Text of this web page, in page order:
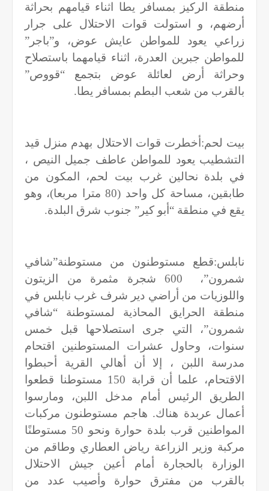
منطقة الركيز بمسافر يطا اثناء قيامهم بحراثة
أرضهم، و استولت قوات الاحتلال على جرار
زراعي يعود للمواطن عايش عوض، و”باجر”
للمواطن جبرين العدرة، اثناء قيامهما باستصلاح
وحراثة أرض لعائلة عوض بتجمع “قووص”
بالقرب من شعب البطم بمسافر يطا.
بيت لحم:أخطرت قوات الاحتلال بهدم منزل قيد
التشطيب يعود للمواطن عاطف جميل النيص ،
في بلدة نحالين غرب بيت لحم، المكون من
طابقين، مساحة كل واحد (80 مترا مربعا)، وهو
يقع في منطقة “أبو كير” جنوب شرق البلدة.
نابلس:قطع مستوطنون من مستوطنة”شافي
شمرون”،
600 شجرة مثمرة من الزيتون
واللوزيات من أراضي دير شرف غرب نابلس في
منطقة الحرايق المحاذية لمستوطنة “شافي
شمرون”، التي جرى استصلاحها قبل خمس
سنوات، وحاول عشرات المستوطنين اقتحام
مدرسة اللبن ، إلا أن أهالي القرية أحبطوا
الاقتحام، علما أن قرابة 150 مستوطنا قطعوا
الطريق الرئيس أمام مدخل اللبن، ومارسوا
أعمال عربدة هناك. هاجم مستوطنون مركبات
المواطنين قرب بلدة حوارة ونحو 50 مستوطنًا
مركبة وزير الزراعة رياض العطاري وطاقم من
الوزارة بالحجارة أمام أعين جيش الاحتلال
بالقرب من مفترق حوارة وأصيب عدد من